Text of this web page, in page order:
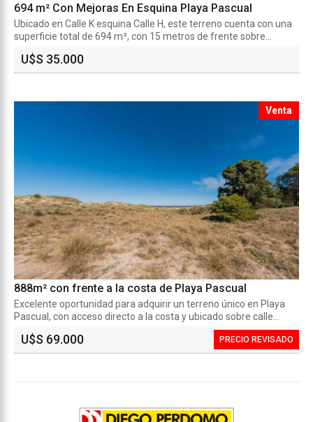
694 m² Con Mejoras En Esquina Playa Pascual
Ubicado en Calle K esquina Calle H, este terreno cuenta con una
superficie total de 694 m², con 15 metros de frente sobre...
U$S 35.000
Venta
888m² con frente a la costa de Playa Pascual
Excelente oportunidad para adquirir un terreno único en Playa
Pascual, con acceso directo a la costa y ubicado sobre calle...
PRECIO REVISADO
U$S 69.000